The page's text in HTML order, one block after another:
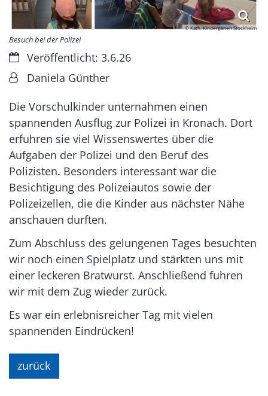
© Kath. Kindergarten Stockheim
Besuch bei der Polizei
Datum:Veröffentlicht: 3.6.26
Von:Daniela Günther
Die Vorschulkinder unternahmen einen
spannenden Ausflug zur Polizei in Kronach. Dort
erfuhren sie viel Wissenswertes über die
Aufgaben der Polizei und den Beruf des
Polizisten. Besonders interessant war die
Besichtigung des Polizeiautos sowie der
Polizeizellen, die die Kinder aus nächster Nähe
anschauen durften.
Zum Abschluss des gelungenen Tages besuchten
wir noch einen Spielplatz und stärkten uns mit
einer leckeren Bratwurst. Anschließend fuhren
wir mit dem Zug wieder zurück.
Es war ein erlebnisreicher Tag mit vielen
spannenden Eindrücken!
zurück